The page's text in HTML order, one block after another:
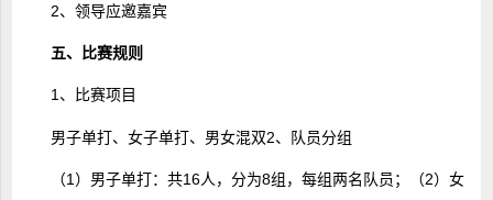
2、领导应邀嘉宾
五、比赛规则
1、比赛项目
男子单打、女子单打、男女混双2、队员分组
（1）男子单打：共16人，分为8组，每组两名队员；（2）女